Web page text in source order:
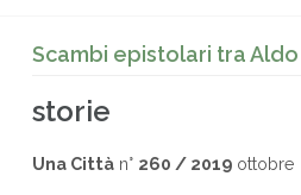
Scambi epistolari tra
storie
Una Città n° 260 / 2019 ottobre